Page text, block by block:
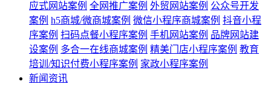
应式网站案例 全网推广案例 外贸网站案例 公众号开发
案例 h5商城/微商城案例 微信小程序商城案例 抖音小程
序案例 扫码点餐小程序案例 手机网站案例 品牌网站建
设案例 多合一在线商城案例 精美门店小程序案例 教育
培训/知识付费小程序案例 家政小程序案例
新闻资讯